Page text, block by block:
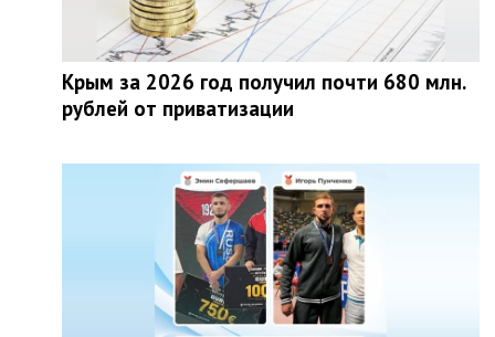
Крым за 2026 год получил почти 680 млн.
рублей от приватизации